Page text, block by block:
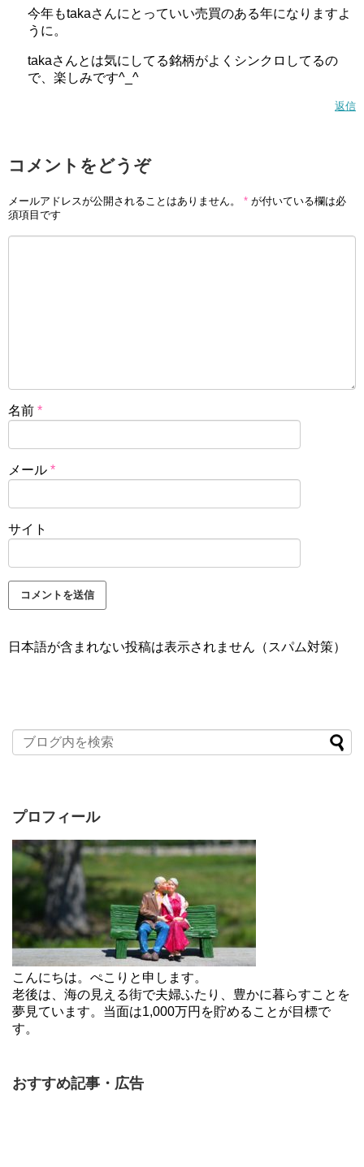
今年もtakaさんにとっていい売買のある年になりますよ
うに。
takaさんとは気にしてる銘柄がよくシンクロしてるの
で、楽しみです^_^
返信
コメントをどうぞ
メールアドレスが公開されることはありません。 * が付いている欄は必
須項目です
名前 *
メール *
サイト
日本語が含まれない投稿は表示されません（スパム対策）
プロフィール
こんにちは。ぺこりと申します。
老後は、海の見える街で夫婦ふたり、豊かに暮らすことを
夢見ています。当面は1,000万円を貯めることが目標で
す。
おすすめ記事・広告